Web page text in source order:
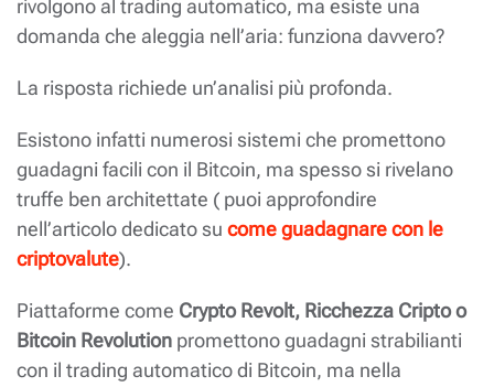
rivolgono al trading automatico, ma esiste una
domanda che aleggia nell’aria: funziona davvero?
La risposta richiede un’analisi più profonda.
Esistono infatti numerosi sistemi che promettono
guadagni facili con il Bitcoin, ma spesso si rivelano
truffe ben architettate ( puoi approfondire
nell’articolo dedicato su come guadagnare con le
criptovalute).
Piattaforme come Crypto Revolt, Ricchezza Cripto o
Bitcoin Revolution promettono guadagni strabilianti
con il trading automatico di Bitcoin, ma nella